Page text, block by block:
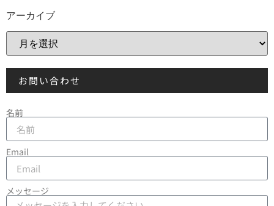
アーカイブ
お問い合わせ
名前
Email
メッセージ